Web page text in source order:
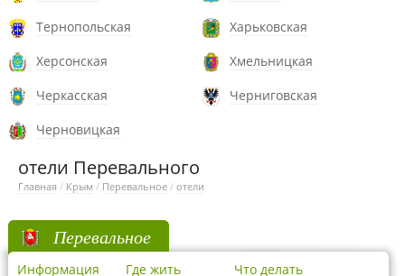
Тернопольская
Харьковская
Херсонская
Хмельницкая
Черкасская
Черниговская
Черновицкая
отели Перевального
Главная / Крым / Перевальное / отели
Перевальное
Информация Где жить Что делать